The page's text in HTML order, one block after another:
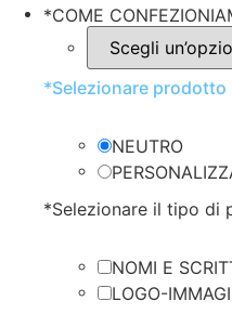
*COME
*Selezionare
NEUTRO
*Selezionare il tipo di
NOMI E
LOGO-